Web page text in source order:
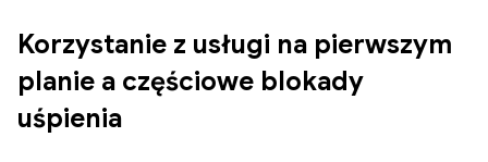
Korzystanie z usługi na pierwszym
planie a częściowe blokady
uśpienia